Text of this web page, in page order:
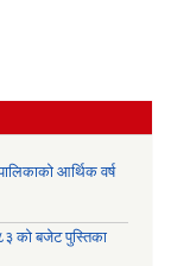
आर्थिक वर्ष
को बजेट पुस्तिका